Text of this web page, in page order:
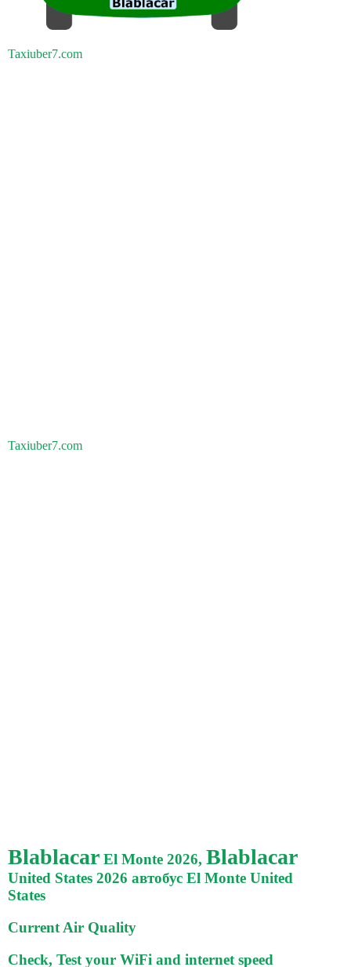
Taxiuber7.com
Taxiuber7.com
Blablacar El Monte 2026, Blablacar
United States 2026 автобус El Monte United
States
Current Air Quality
Check, Test your WiFi and internet speed